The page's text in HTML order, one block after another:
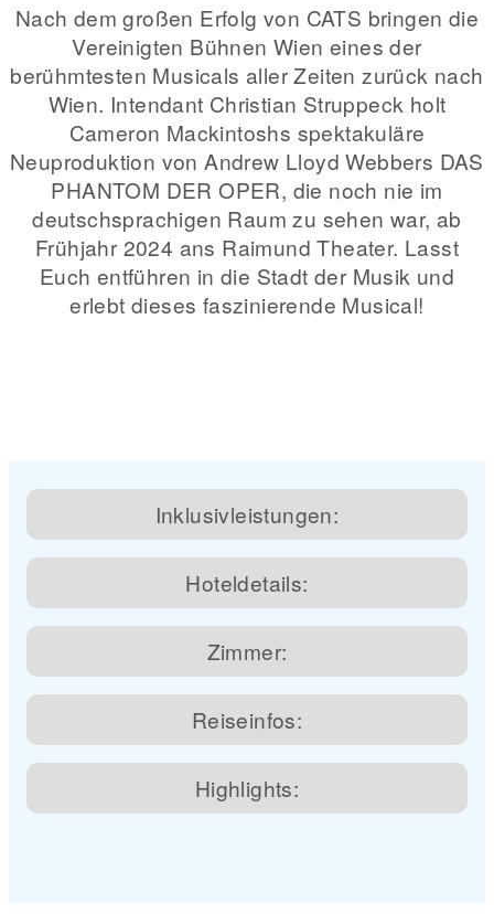
Nach dem großen Erfolg von CATS bringen die
Vereinigten Bühnen Wien eines der
berühmtesten Musicals aller Zeiten zurück nach
Wien. Intendant Christian Struppeck holt
Cameron Mackintoshs spektakuläre
Neuproduktion von Andrew Lloyd Webbers DAS
PHANTOM DER OPER, die noch nie im
deutschsprachigen Raum zu sehen war, ab
Frühjahr 2024 ans Raimund Theater. Lasst
Euch entführen in die Stadt der Musik und
erlebt dieses faszinierende Musical!
Inklusivleistungen:
Hoteldetails:
Zimmer:
Reiseinfos:
Highlights: